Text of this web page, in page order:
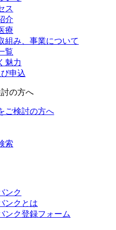
ス
介
療
組み、事業について
覧
魅力
申込
の方へ
ご検討の方へ
索
ンク
ンクとは
ンク登録フォーム